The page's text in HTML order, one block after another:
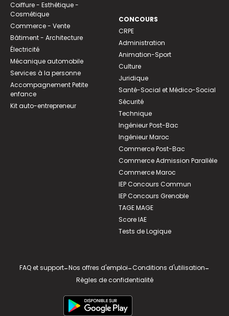
Coiffure - Esthétique -
Cosmétique
Commerce - Vente
Bâtiment - Architecture
Électricité
Mécanique automobile
Services à la personne
Accompagnement Petite
enfance
Kit auto-entrepreneur
CONCOURS
CRPE
Administration
Animation-Sport
Culture
Juridique
Santé-Social et Médico-Social
Sécurité
Technique
Ingénieur Post-Bac
Ingénieur Maroc
Commerce Post-Bac
Commerce Admission Parallèle
Commerce Maroc
IEP Concours Commun
IEP Concours Grenoble
TAGE MAGE
Score IAE
Tests de Logique
FAQ et support-Nos offres d'emploi-Conditions d'utilisation-
Règles de confidentialité